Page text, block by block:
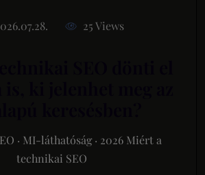
25 Views
· MI-láthatóság · 2026 Miért a
technikai SEO